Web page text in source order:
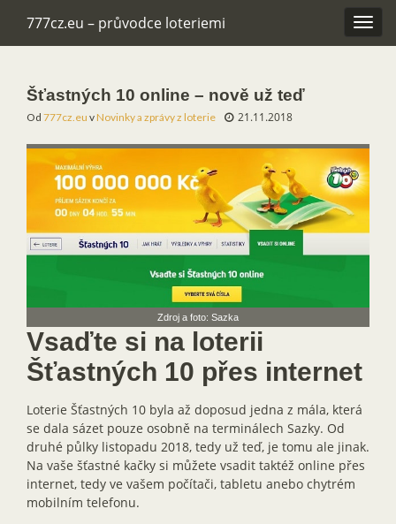
777cz.eu – průvodce loteriemi
Šťastných 10 online – nově už teď
Od 777cz.eu vNovinky a zprávy z loterie 21.11.2018
Zdroj a foto: Sazka
Vsaďte si na loterii
Šťastných 10 přes internet
Loterie Šťastných 10 byla až doposud jedna z mála, která
se dala sázet pouze osobně na terminálech Sazky. Od
druhé půlky listopadu 2018, tedy už teď, je tomu ale jinak.
Na vaše šťastné kačky si můžete vsadit taktéž online přes
internet, tedy ve vašem počítači, tabletu anebo chytrém
mobilním telefonu.